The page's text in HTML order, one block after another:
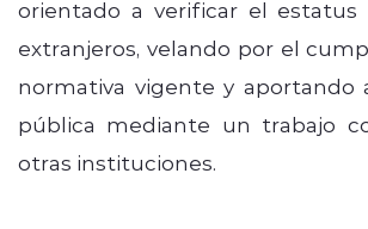
orientado a verificar el estatus
extranjeros, velando por el
normativa vigente y aportando
pública mediante un trabajo
otras instituciones.